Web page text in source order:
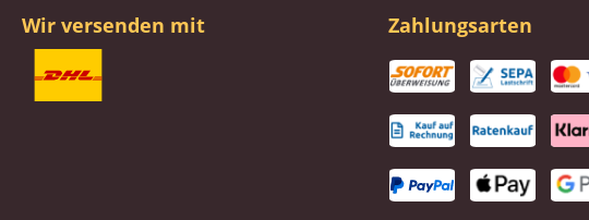
Wir versenden mit Zahlungsarten